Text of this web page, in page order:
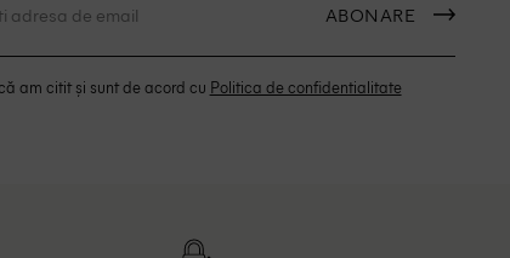
ABONARE
am citit și sunt de acord cu Politica de confidentialitate